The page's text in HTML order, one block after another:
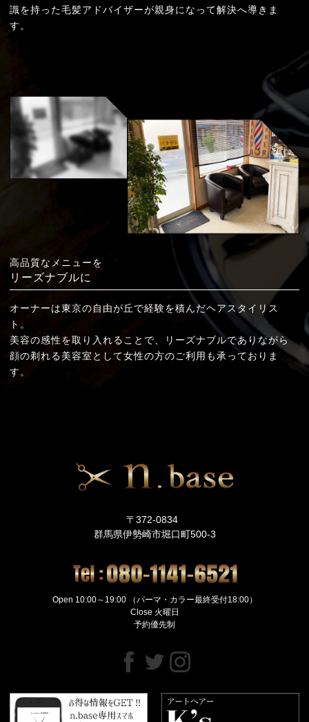
識を持った毛髪アドバイザーが親身になって解決へ導きま
す。
高品質なメニューを
リーズナブルに
オーナーは東京の自由が丘で経験を積んだヘアスタイリス
ト。
美容の感性を取り入れることで、
リーズナブルでありながら
顔の剃れる美容室として女性の方のご利用も承っておりま
す。
〒372-0834
群馬県伊勢崎市堀口町500-3
Open 10:00～19:00 （パーマ・カラー最終受付18:00）
Close 火曜日
予約優先制